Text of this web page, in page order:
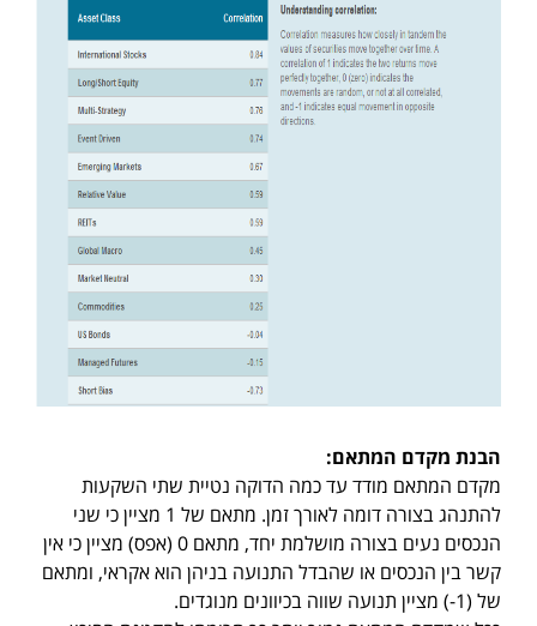
הבנת מקדם המתאם:
מקדם המתאם מודד עד כמה הדוקה נטיית שתי השקעות
להתנהג בצורה דומה לאורך זמן. מתאם של 1 מציין כי שני
הנכסים נעים בצורה מושלמת יחד, מתאם 0 (אפס) מציין כי אין
קשר בין הנכסים או שהבדל התנועה בניהן הוא אקראי, ומתאם
של (1-) מציין תנועה שווה בכיוונים מנוגדים.